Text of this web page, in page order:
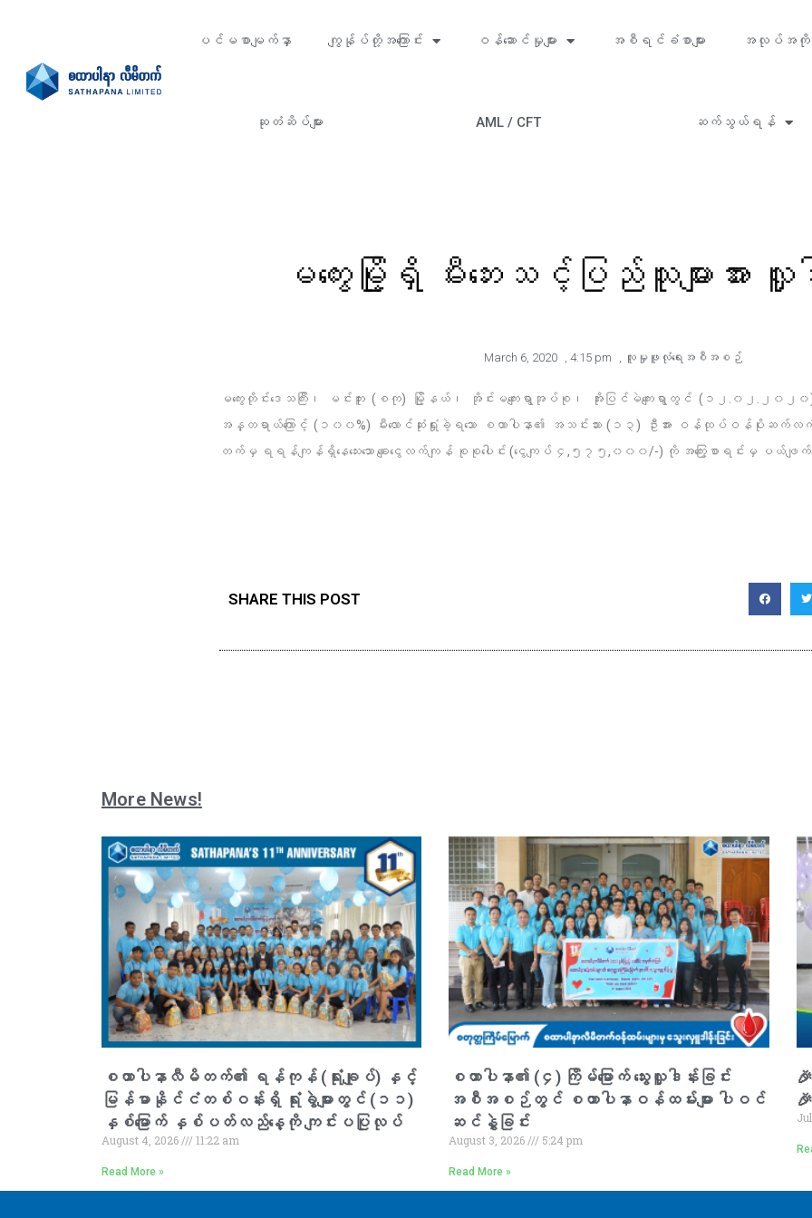
ပင်မစာမျက်နှာ ကျွန်ုပ်တို့အကြောင်း ဝန်ဆောင်မှုများ အစီရင်ခံစာများ အလုပ်အ
ဆုတံဆိပ်များ AML / CFT ဆက်သွယ်ရန်
မကွေးမြို့ရှိ မီးဘေးသင့်ပြည်သူများအား လှူ
March 6, 2020 , 4:15 pm , လူမှုဖူလုံရေးအစီအစဉ်
မကွေးတိုင်းဒေသကြီး၊ မင်းဘူး (စကု) မြို့နယ်၊ အိုင်းမကျေးရွာအုပ်စု၊ အိုးပြင်မဲကျေးရွာတွင် (၁၂.၀၂.၂၀၂၀) န
အန္တရာယ်ကြောင့် (၁၀၀%) မီးလောင်ဆုံးရှုံးခဲ့ရသော စထာပါနာ၏ အသင်းသား (၁၃) ဦးအား ဝန်ထုပ်ဝန်ပိုးဆက်
တက်မှ ရရန်ကျန်ရှိနေသေးသော ချေးငွေလက်ကျန် စုစုပေါင်း (ငွေကျပ် ၄,၅၇၅,၀၀၀/-) ကို အကြွေးစာရင်းမှ ပယ်ဖျ
SHARE THIS POST
More News!
စထာပါနာလီမိတက်၏ ရန်ကုန် (ရုံးချုပ်) နှင့်
မြန်မာနိုင်ငံတစ်ဝန်းရှိ ရုံးခွဲများတွင် (၁၁)
နှစ်မြောက် နှစ်ပတ်လည်နေ့ကို ကျင်းပပြုလုပ်
August 4, 2026 11:22 am
Read More »
စထာပါနာ၏ (၄) ကြိမ်မြောက် သွေးလှူဒါန်းခြင်း
အစီအစဉ်တွင် စထာပါနာဝန်ထမ်းများ ပါဝင်
ဆင်နွှဲခြင်း
August 3, 2026 5:24 pm
Read More »
🎉